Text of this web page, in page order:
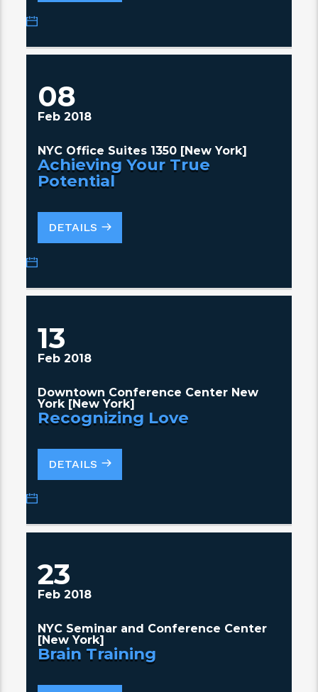
08
Feb 2018
NYC Office Suites 1350 [New York]
Achieving Your True
Potential
DETAILS
13
Feb 2018
Downtown Conference Center New
York [New York]
Recognizing Love
DETAILS
23
Feb 2018
NYC Seminar and Conference Center
[New York]
Brain Training